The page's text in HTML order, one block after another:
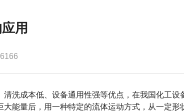
用
清洗成本低、设备通用性强等优点，在我国化工
能量后，用一种特定的流体运动方式，从一定